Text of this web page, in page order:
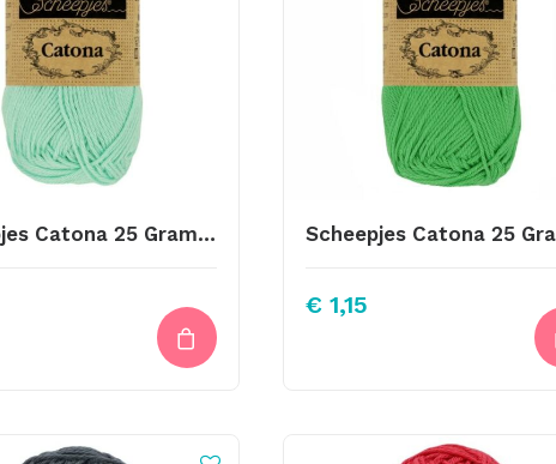
Scheepjes Catona 25 Gram Kleur 385
€ 1,15